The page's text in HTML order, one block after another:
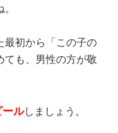
最初から「この子の
ても、男性の方が敬
ールしましょう。